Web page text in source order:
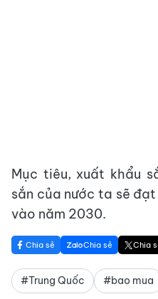
Mục tiêu, xuất khẩu
sắn của nước ta sẽ
vào năm 2030.
Chia sẻ Chia sẻ Chia
#Trung Quốc #bao mua